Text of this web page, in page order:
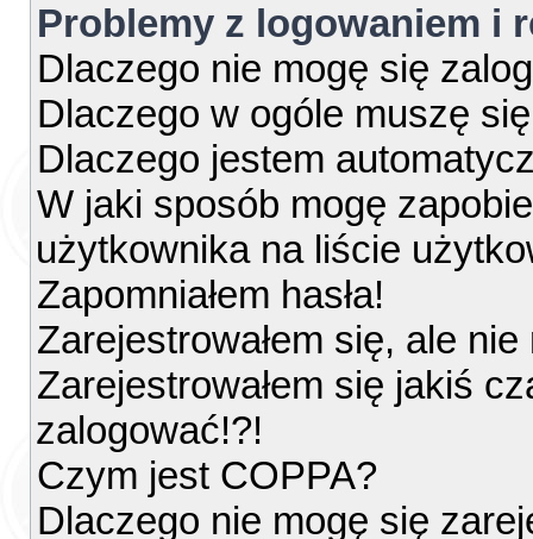
Problemy z logowaniem i
Dlaczego nie mogę się
Dlaczego w ogóle muszę
Dlaczego jestem
W jaki sposób mogę
użytkownika na liście
Zapomniałem hasła!
Zarejestrowałem się, ale
Zarejestrowałem się jakiś
zalogować!?!
Czym jest COPPA?
Dlaczego nie mogę się